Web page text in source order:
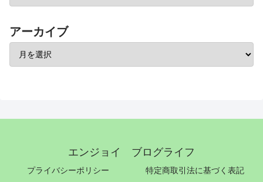
アーカイブ
エンジョイ ブログライフ
プライバシーポリシー 特定商取引法に基づく表記